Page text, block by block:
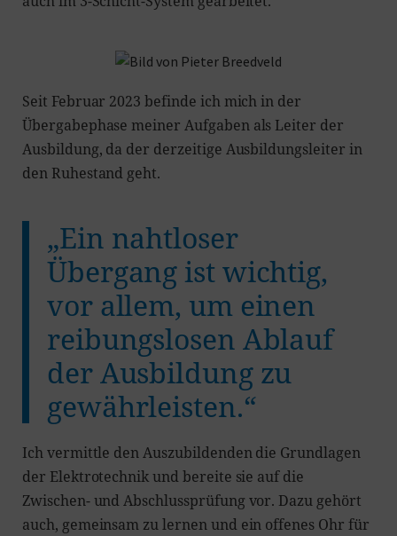
Seit Februar 2023 befinde ich mich in der
Übergabephase meiner Aufgaben als Leiter der
Ausbildung, da der derzeitige Ausbildungsleiter in
den Ruhestand geht.
„Ein nahtloser
Übergang ist wichtig,
vor allem, um einen
reibungslosen Ablauf
der Ausbildung zu
gewährleisten.“
Ich vermittle den Auszubildenden die Grundlagen
der Elektrotechnik und bereite sie auf die
Zwischen- und Abschlussprüfung vor. Dazu gehört
auch, gemeinsam zu lernen und ein offenes Ohr für